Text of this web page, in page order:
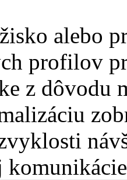
alebo
profilov
z dôvodu